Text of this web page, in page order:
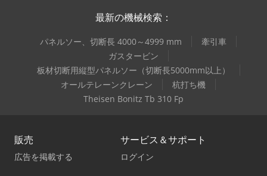
最新の機械検索：
パネルソー、切断長 4000～4999 mm
牽引車
ガスタービン
板材切断用縦型パネルソー（切断長5000mm以上）
オールテレーンクレーン
杭打ち機
Theisen Bonitz Tb 310 Fp
販売
広告を掲載する
サービス＆サポート
ログイン